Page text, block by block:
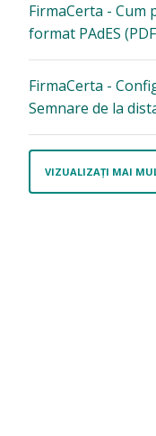
FirmaCerta -
format PAdES
FirmaCerta -
Semnare de la
VIZUALIZAȚI MAI